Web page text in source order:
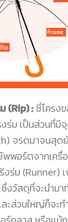
(Rip) : ซี่โครง
ร่ม เป็นส่วนที่มี
จรดมาจนสุด
พพอร์ตจากเค
ร่ม (Runner)
ซึ่งวัสดุที่จะนำม
เละส่วนใหญ่ก็จะ